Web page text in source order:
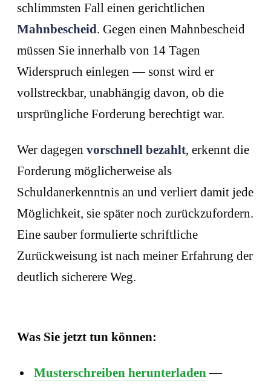
schlimmsten Fall einen gerichtlichen
Mahnbescheid. Gegen einen Mahnbescheid
müssen Sie innerhalb von 14 Tagen
Widerspruch einlegen — sonst wird er
vollstreckbar, unabhängig davon, ob die
ursprüngliche Forderung berechtigt war.
Wer dagegen vorschnell bezahlt, erkennt die
Forderung möglicherweise als
Schuldanerkenntnis an und verliert damit jede
Möglichkeit, sie später noch zurückzufordern.
Eine sauber formulierte schriftliche
Zurückweisung ist nach meiner Erfahrung der
deutlich sicherere Weg.
Was Sie jetzt tun können:
Musterschreiben herunterladen—